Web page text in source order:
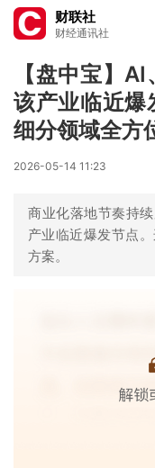
财联社
财经通讯社
【盘中宝】
该产业临近爆
细分领域全方
2026-05-14 11:23
商业化落地节奏持
产业临近爆发节点
方案。